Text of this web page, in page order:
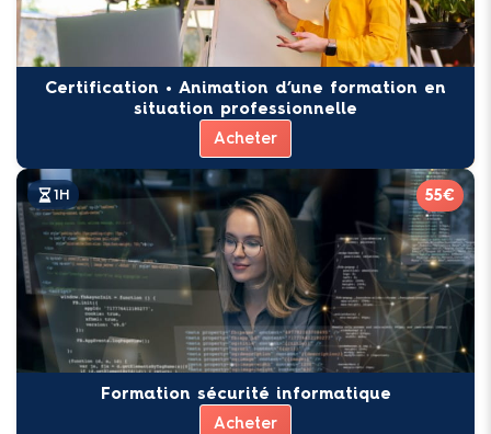
Certification • Animation d’une formation en
situation professionnelle
Acheter
1H 55€
Formation sécurité informatique
Acheter